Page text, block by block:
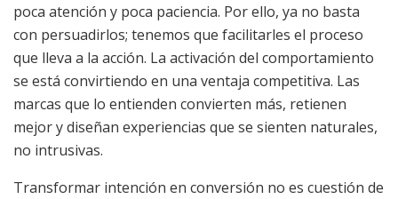
poca atención y poca paciencia. Por ello, ya no basta
con persuadirlos; tenemos que facilitarles el proceso
que lleva a la acción. La activación del comportamiento
se está convirtiendo en una ventaja competitiva. Las
marcas que lo entienden convierten más, retienen
mejor y diseñan experiencias que se sienten naturales,
no intrusivas.
Transformar intención en conversión no es cuestión de